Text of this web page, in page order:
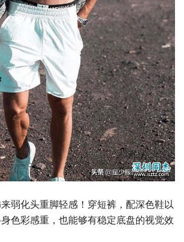
弱化头重脚轻感！穿短裤，配深色鞋以
色彩感重，也能够有稳定底盘的视觉效